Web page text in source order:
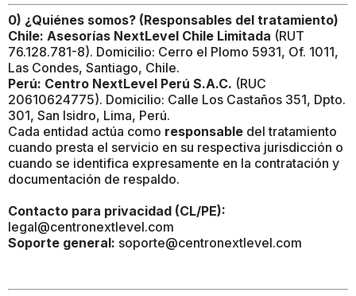
0) ¿Quiénes somos? (Responsables del tratamiento)
Chile: Asesorías NextLevel Chile Limitada (RUT
76.128.781-8). Domicilio: Cerro el Plomo 5931, Of. 1011,
Las Condes, Santiago, Chile.
Perú: Centro NextLevel Perú S.A.C. (RUC
20610624775). Domicilio: Calle Los Castaños 351, Dpto.
301, San Isidro, Lima, Perú.
Cada entidad actúa como responsable del tratamiento
cuando presta el servicio en su respectiva jurisdicción o
cuando se identifica expresamente en la contratación y
documentación de respaldo.
Contacto para privacidad (CL/PE):
legal@centronextlevel.com
Soporte general: soporte@centronextlevel.com